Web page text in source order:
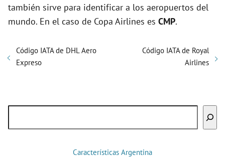
también sirve para identificar a los aeropuertos del
mundo. En el caso de Copa Airlines es CMP.
Código IATA de DHL Aero
Expreso
Código IATA de Royal
Airlines
Características Argentina